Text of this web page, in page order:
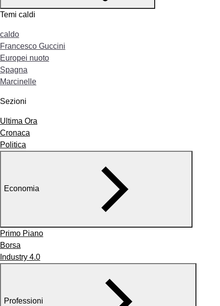
Temi caldi
caldo
Francesco Guccini
Europei nuoto
Spagna
Marcinelle
Sezioni
Ultima Ora
Cronaca
Politica
Economia
Primo Piano
Borsa
Industry 4.0
Professioni